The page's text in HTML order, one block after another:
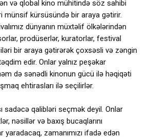
və qlobal kino mühitində söz sahibi
münsif kürsüsündə bir araya gətirir.
dünyanın müxtəlif ölkələrindən
prodüserlər, kuratorlar, festival
bir araya gətirərək çoxsəsli və zəngin
edir. Onlar yalnız peşəkar
də sənədli kinonun gücü ilə həqiqəti
ehtirasları ilə seçilirlər.
sadəcə qalibləri seçmək deyil. Onlar
nəsillər və baxış bucaqlarını
yaradacaq, zamanımızı ifadə edən